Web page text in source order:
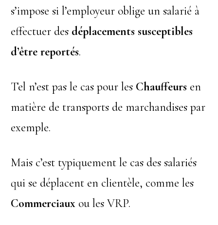
s’impose si l’employeur oblige un salarié à
effectuer des déplacements susceptibles
d’être reportés.
Tel n’est pas le cas pour les Chauffeurs en
matière de transports de marchandises par
exemple.
Mais c’est typiquement le cas des salariés
qui se déplacent en clientèle, comme les
Commerciaux ou les VRP.